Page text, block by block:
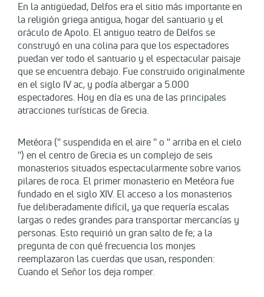
En la antigüedad, Delfos era el sitio más importante en
la religión griega antigua, hogar del santuario y el
oráculo de Apolo. El antiguo teatro de Delfos se
construyó en una colina para que los espectadores
puedan ver todo el santuario y el espectacular paisaje
que se encuentra debajo. Fue construido originalmente
en el siglo IV ac, y podía albergar a 5.000
espectadores. Hoy en día es una de las principales
atracciones turísticas de Grecia.
Metéora ('' suspendida en el aire '' o '' arriba en el cielo
'') en el centro de Grecia es un complejo de seis
monasterios situados espectacularmente sobre varios
pilares de roca. El primer monasterio en Metéora fue
fundado en el siglo XIV. El acceso a los monasterios
fue deliberadamente difícil, ya que requería escalas
largas o redes grandes para transportar mercancías y
personas. Esto requirió un gran salto de fe; a la
pregunta de con qué frecuencia los monjes
reemplazaron las cuerdas que usan, responden:
Cuando el Señor los deja romper.